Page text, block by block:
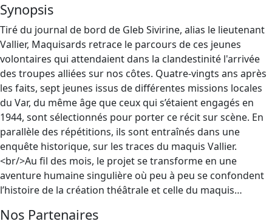
Synopsis
Tiré du journal de bord de Gleb Sivirine, alias le lieutenant
Vallier, Maquisards retrace le parcours de ces jeunes
volontaires qui attendaient dans la clandestinité l'arrivée
des troupes alliées sur nos côtes. Quatre-vingts ans après
les faits, sept jeunes issus de différentes missions locales
du Var, du même âge que ceux qui s’étaient engagés en
1944, sont sélectionnés pour porter ce récit sur scène. En
parallèle des répétitions, ils sont entraînés dans une
enquête historique, sur les traces du maquis Vallier.
<br/>Au fil des mois, le projet se transforme en une
aventure humaine singulière où peu à peu se confondent
l’histoire de la création théâtrale et celle du maquis…
Nos Partenaires